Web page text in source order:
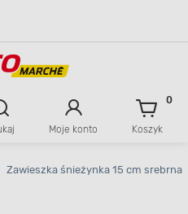
Moje konto Koszyk
0
Zawieszka śnieżynka 15 cm srebrna